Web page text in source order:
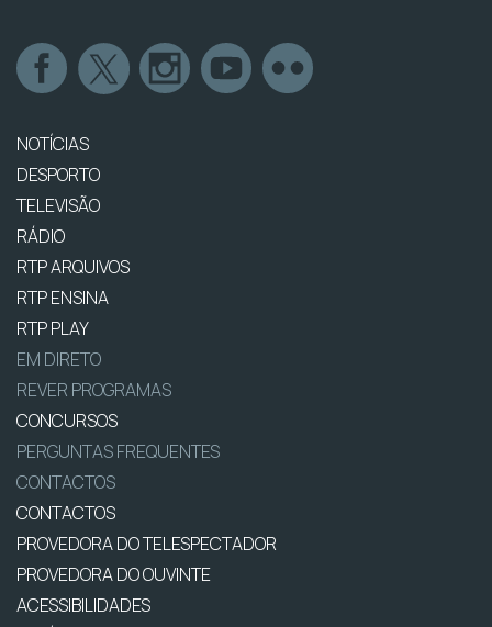
NOTÍCIAS
DESPORTO
TELEVISÃO
RÁDIO
RTP ARQUIVOS
RTP ENSINA
RTP PLAY
EM DIRETO
REVER PROGRAMAS
CONCURSOS
PERGUNTAS FREQUENTES
CONTACTOS
CONTACTOS
PROVEDORA DO TELESPECTADOR
PROVEDORA DO OUVINTE
ACESSIBILIDADES